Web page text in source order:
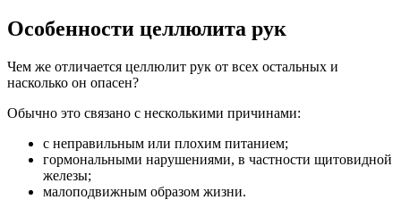
Особенности целлюлита рук
Чем же отличается целлюлит рук от всех остальных и
насколько он опасен?
Обычно это связано с несколькими причинами:
с неправильным или плохим питанием;
гормональными нарушениями, в частности щитовидной
железы;
малоподвижным образом жизни.